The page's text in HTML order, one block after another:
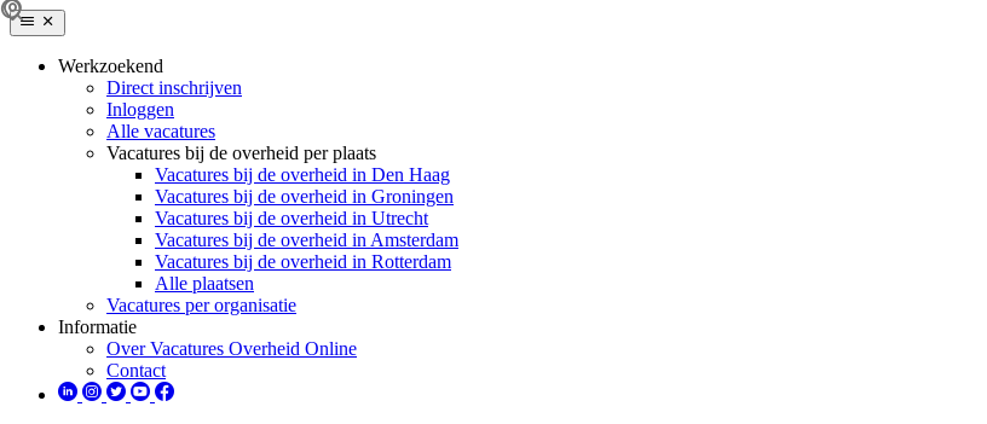
Werkzoekend
Direct inschrijven
Inloggen
Alle vacatures
Vacatures bij de overheid per plaats
Vacatures bij de overheid in Den Haag
Vacatures bij de overheid in Groningen
Vacatures bij de overheid in Utrecht
Vacatures bij de overheid in Amsterdam
Vacatures bij de overheid in Rotterdam
Alle plaatsen
Vacatures per organisatie
Informatie
Over Vacatures Overheid Online
Contact